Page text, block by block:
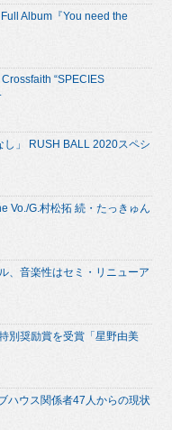
Album『You need the
“SPECIES
し」 RUSH BALL 2020スペシ
Vo./G.村松拓 続・たっきゅん
、音楽性はセミ・リニューア
別奨励賞を受賞「星野由美
ハウス関係者47人からの現状